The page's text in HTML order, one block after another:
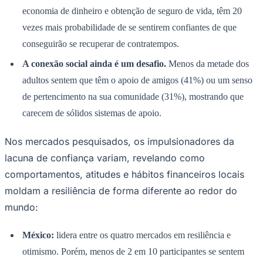
economia de dinheiro e obtenção de seguro de vida, têm 20
vezes mais probabilidade de se sentirem confiantes de que
conseguirão se recuperar de contratempos.
A conexão social ainda é um desafio.Menos da metade dos
adultos sentem que têm o apoio de amigos (41%) ou um senso
de pertencimento na sua comunidade (31%), mostrando que
carecem de sólidos sistemas de apoio.
Nos mercados pesquisados, os impulsionadores da
lacuna de confiança variam, revelando como
comportamentos, atitudes e hábitos financeiros locais
moldam a resiliência de forma diferente ao redor do
mundo:
México: lidera entre os quatro mercados em resiliência e
otimismo. Porém, menos de 2 em 10 participantes se sentem